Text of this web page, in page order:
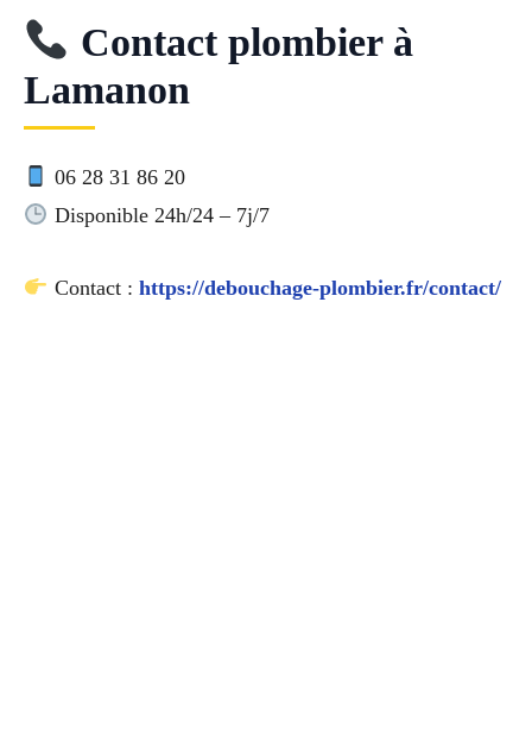
Contact plombier à
Lamanon
06 28 31 86 20
Disponible 24h/24 – 7j/7
Contact : https://debouchage-plombier.fr/contact/